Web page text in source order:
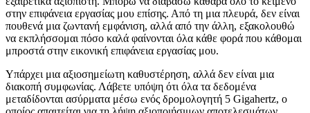
Η ποιότητα και η ευκρίνεια της εικόνας με το Quest 2 είναι αρκετά
καλές για να χρησιμοποιήσετε πραγματικά μια απομακρυσμένη
επιφάνεια εργασίας σε VR. Η παρακολούθηση κίνησης είναι
εξαιρετικά αξιόπιστη. Μπορώ να διαβάσω καθαρά όλο το κείμενο
στην επιφάνεια εργασίας μου επίσης. Από τη μια πλευρά, δεν είναι
πουθενά μια ζωντανή εμφάνιση, αλλά από την άλλη, εξακολουθώ
να εκπλήσσομαι πόσο καλά φαίνονται όλα κάθε φορά που κάθομαι
μπροστά στην εικονική επιφάνεια εργασίας μου.